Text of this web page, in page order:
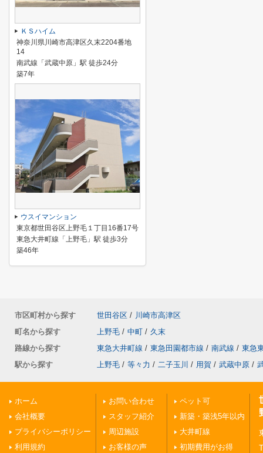
ＫＳハイム
神奈川県川崎市高津区久末2204番地
14
南武線「武蔵中原」駅 徒歩24分
築7年
ウスイマンション
東京都世田谷区上野毛１丁目16番17号
東急大井町線「上野毛」駅 徒歩3分
築46年
市区町村から探す 世田谷区 / 川崎市高津区
町名から探す
上野毛 / 中町 / 久末
路線から探す
東急大井町線 / 東急田園都市線 / 南武線 / 東急
駅から探す
上野毛 / 等々力 / 二子玉川 / 用賀 / 武蔵中原 /
ホーム
会社概要
プライバシーポリシー
利用規約
お問い合わせ
スタッフ紹介
周辺施設
お客様の声
ペット可
新築・築浅5年以内
大井町線
初期費用がお得